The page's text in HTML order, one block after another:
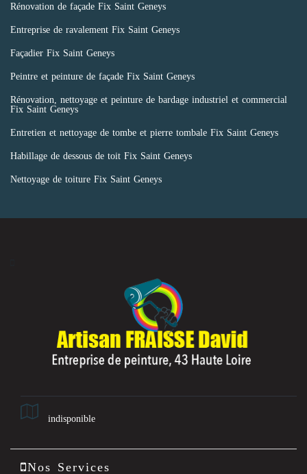
Rénovation de façade Fix Saint Geneys
Entreprise de ravalement Fix Saint Geneys
Façadier Fix Saint Geneys
Peintre et peinture de façade Fix Saint Geneys
Rénovation, nettoyage et peinture de bardage industriel et commercial
Fix Saint Geneys
Entretien et nettoyage de tombe et pierre tombale Fix Saint Geneys
Habillage de dessous de toit Fix Saint Geneys
Nettoyage de toiture Fix Saint Geneys
indisponible
Nos Services